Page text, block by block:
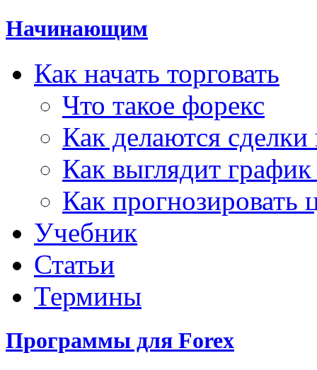
Начинающим
Как начать торговать
Что такое форекс
Как делаются
Как выглядит
Как прогнозировать
Учебник
Статьи
Термины
Программы для Forex